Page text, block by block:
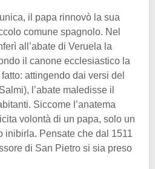
il papa rinnovò la sua
comune spagnolo. Nel
all’abate di Veruela la
il canone ecclesiastico la
attingendo dai versi del
l’abate maledisse il
Siccome l’anatema
volontà di un papa, solo un
inibirla. Pensate che dal 1511
di San Pietro si sia preso